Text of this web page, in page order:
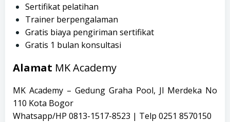
Sertifikat pelatihan
Trainer berpengalaman
Gratis biaya pengiriman sertifikat
Gratis 1 bulan konsultasi
Alamat MK Academy
MK Academy – Gedung Graha Pool, Jl Merdeka No
110 Kota Bogor
Whatsapp/HP 0813-1517-8523 | Telp 0251 8570150